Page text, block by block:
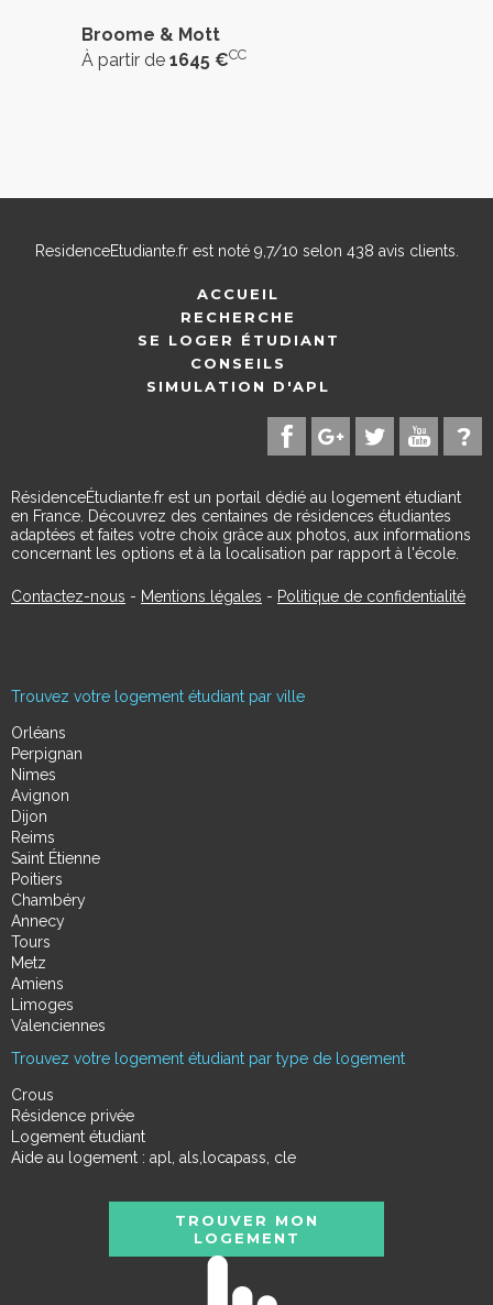
Broome & Mott
À partir de 1645 €CC
ResidenceEtudiante.frest noté 9,7/10 selon 438 avis clients.
ACCUEIL
RECHERCHE
SE LOGER ÉTUDIANT
CONSEILS
SIMULATION D'APL
RésidenceÉtudiante.fr est un portail dédié au logement étudiant
en France. Découvrez des centaines de résidences étudiantes
adaptées et faites votre choix grâce aux photos, aux informations
concernant les options et à la localisation par rapport à l'école.
Contactez-nous - Mentions légales - Politique de confidentialité
Trouvez votre logement étudiant par ville
Orléans
Perpignan
Nimes
Avignon
Dijon
Reims
Saint Étienne
Poitiers
Chambéry
Annecy
Tours
Metz
Amiens
Limoges
Valenciennes
Trouvez votre logement étudiant par type de logement
Crous
Résidence privée
Logement étudiant
Aide au logement : apl, als,locapass, cle
TROUVER MON
LOGEMENT